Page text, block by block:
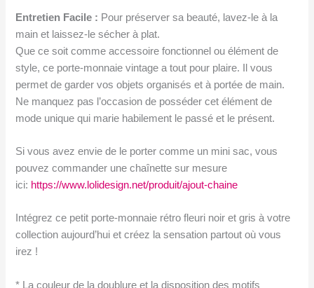
Entretien Facile : Pour préserver sa beauté, lavez-le à la
main et laissez-le sécher à plat.
Que ce soit comme accessoire fonctionnel ou élément de
style, ce porte-monnaie vintage a tout pour plaire. Il vous
permet de garder vos objets organisés et à portée de main.
Ne manquez pas l’occasion de posséder cet élément de
mode unique qui marie habilement le passé et le présent.
Si vous avez envie de le porter comme un mini sac, vous
pouvez commander une chaînette sur mesure
ici: https://www.lolidesign.net/produit/ajout-chaine
Intégrez ce petit porte-monnaie rétro fleuri noir et gris à votre
collection aujourd’hui et créez la sensation partout où vous
irez !
* La couleur de la doublure et la disposition des motifs